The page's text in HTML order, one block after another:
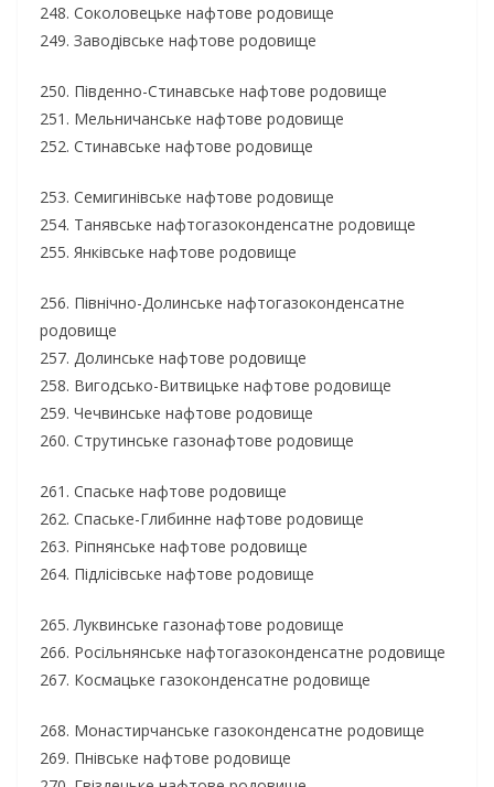
248. Соколовецьке нафтове родовище
249. Заводівське нафтове родовище
250. Південно-Стинавське нафтове родовище
251. Мельничанське нафтове родовище
252. Стинавське нафтове родовище
253. Семигинівське нафтове родовище
254. Танявське нафтогазоконденсатне родовище
255. Янківське нафтове родовище
256. Північно-Долинське нафтогазоконденсатне
родовище
257. Долинське нафтове родовище
258. Вигодсько-Витвицьке нафтове родовище
259. Чечвинське нафтове родовище
260. Струтинське газонафтове родовище
261. Спаське нафтове родовище
262. Спаське-Глибинне нафтове родовище
263. Ріпнянське нафтове родовище
264. Підлісівське нафтове родовище
265. Луквинське газонафтове родовище
266. Росільнянське нафтогазоконденсатне родовище
267. Космацьке газоконденсатне родовище
268. Монастирчанське газоконденсатне родовище
269. Пнівське нафтове родовище